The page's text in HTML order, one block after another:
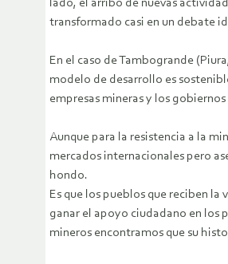
lado, el arribo de nuevas
transformado casi en un debate
En el caso de Tambogrande
modelo de desarrollo es
empresas mineras y los
Aunque para la resistencia a la
mercados internacionales pero
hondo.
Es que los pueblos que reciben
ganar el apoyo ciudadano en los
mineros encontramos que su